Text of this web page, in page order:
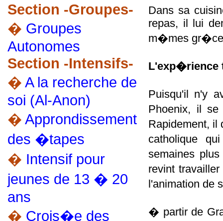
Section -Groupes-
� Groupes
Autonomes
Section -Intensifs-
� A la recherche de
soi (Al-Anon)
� Approndissement
des �tapes
� Intensif pour
jeunes de 13 � 20
ans
� Crois�e des
Dans sa
repas, il lui
m�mes
L'exp�rience
Puisqu'il n'y
Phoenix, il
Rapidement,
catholique
semaines
revint
l'animation de
� partir de